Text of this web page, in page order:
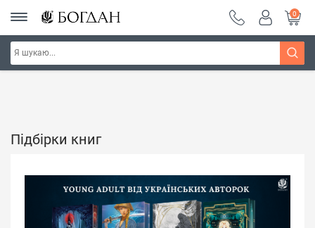
0
Головна Підбірки книг
Підбірки книг